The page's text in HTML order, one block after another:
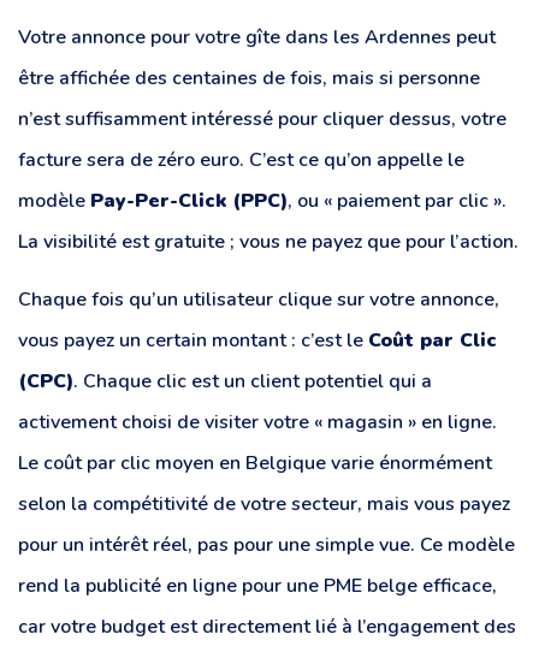
Votre annonce pour votre gîte dans les Ardennes peut
être affichée des centaines de fois, mais si personne
n’est suffisamment intéressé pour cliquer dessus, votre
facture sera de zéro euro. C’est ce qu’on appelle le
modèle Pay-Per-Click (PPC), ou « paiement par clic ».
La visibilité est gratuite ; vous ne payez que pour l’action.
Chaque fois qu’un utilisateur clique sur votre annonce,
vous payez un certain montant : c’est le Coût par Clic
(CPC). Chaque clic est un client potentiel qui a
activement choisi de visiter votre « magasin » en ligne.
Le coût par clic moyen en Belgique varie énormément
selon la compétitivité de votre secteur, mais vous payez
pour un intérêt réel, pas pour une simple vue. Ce modèle
rend la publicité en ligne pour une PME belge efficace,
car votre budget est directement lié à l’engagement des